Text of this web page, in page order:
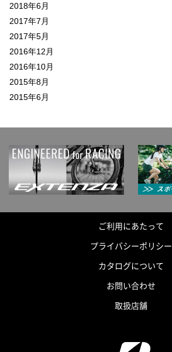
2018年6月
2017年7月
2017年5月
2016年12月
2016年10月
2015年8月
2015年6月
ご利用にあたって
プライバシーポリシー
カタログについて
お問い合わせ
取扱店舗